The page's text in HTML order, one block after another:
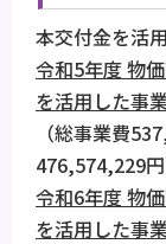
本交付金を活
令和5年度 物
を活用した事
（総事業費
476,574,229円
令和6年度 物
を活用した事